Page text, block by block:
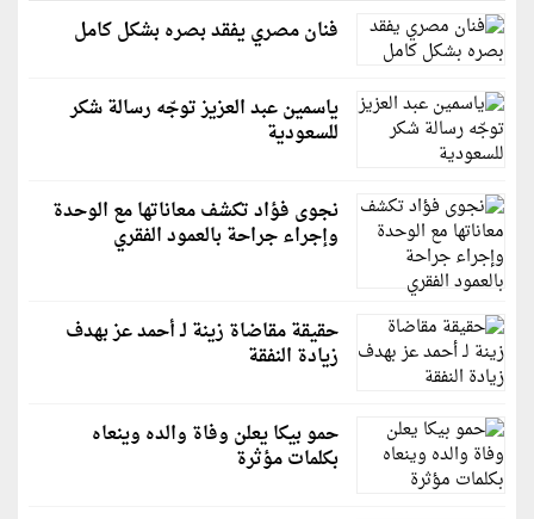
فنان مصري يفقد بصره بشكل كامل
ياسمين عبد العزيز توجّه رسالة شكر
للسعودية
نجوى فؤاد تكشف معاناتها مع الوحدة
وإجراء جراحة بالعمود الفقري
حقيقة مقاضاة زينة لـ أحمد عز بهدف
زيادة النفقة
حمو بيكا يعلن وفاة والده وينعاه
بكلمات مؤثرة